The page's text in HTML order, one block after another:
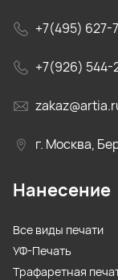
+7(495) 627-
+7(926) 544-
г. Москва,
Нанесение
Все виды печати
УФ-Печать
Трафаретная